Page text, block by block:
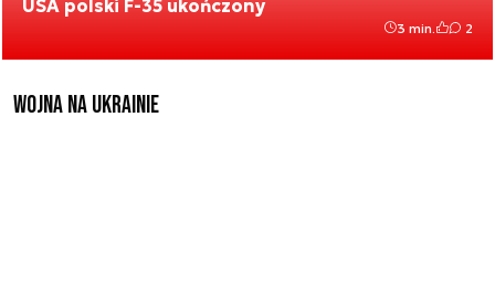
USA polski F-35 ukończony
3 min. 2
Wojna na Ukrainie